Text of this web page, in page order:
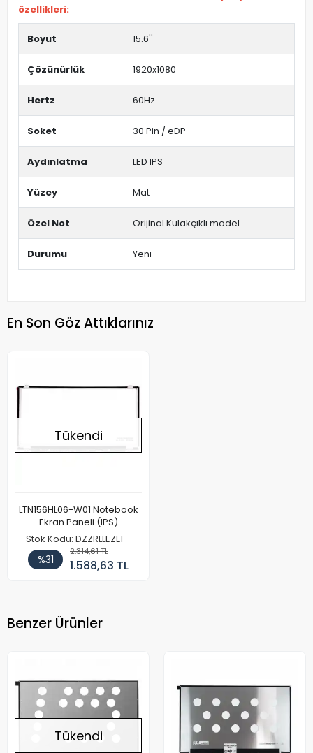
özellikleri:
Boyut 15.6''
Çözünürlük 1920x1080
Hertz 60Hz
Soket 30 Pin / eDP
Aydınlatma LED IPS
Yüzey Mat
Özel Not Orijinal Kulakçıklı model
Durumu Yeni
En Son Göz Attıklarınız
Tükendi
LTN156HL06-W01 Notebook
Ekran Paneli (IPS)
Stok Kodu: DZZRLLEZEF
%31
2.314,61 TL
1.588,63 TL
Benzer Ürünler
Tükendi